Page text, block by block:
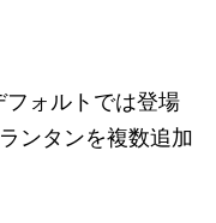
ォルトでは登場
ンタンを複数追加